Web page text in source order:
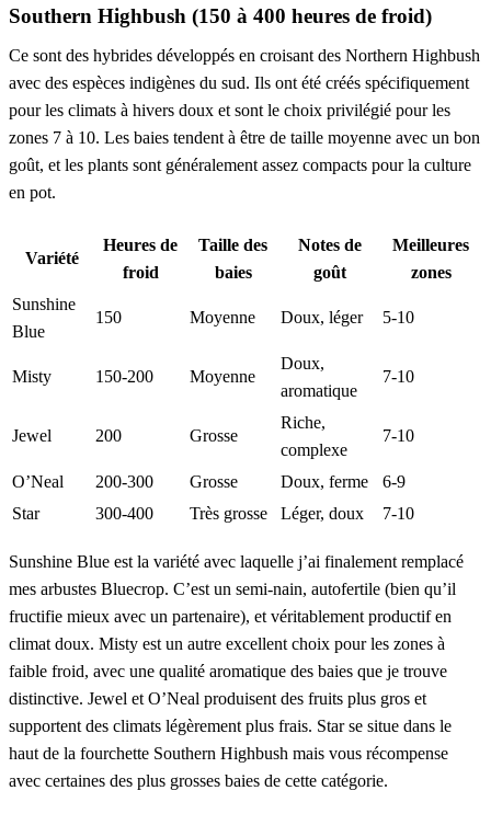
Southern Highbush (150 à 400 heures de froid)
Ce sont des hybrides développés en croisant des Northern Highbush
avec des espèces indigènes du sud. Ils ont été créés spécifiquement
pour les climats à hivers doux et sont le choix privilégié pour les
zones 7 à 10. Les baies tendent à être de taille moyenne avec un bon
goût, et les plants sont généralement assez compacts pour la culture
en pot.
Variété
Heures de
froid
Taille des
baies
Notes de
goût
Meilleures
zones
Sunshine
Blue
150 Moyenne Doux, léger 5-10
Misty 150-200 Moyenne
Doux,
aromatique
7-10
Jewel 200 Grosse
Riche,
complexe
7-10
O’Neal 200-300 Grosse Doux, ferme
6-9
Star
300-400 Très grosse Léger, doux 7-10
Sunshine Blue est la variété avec laquelle j’ai finalement remplacé
mes arbustes Bluecrop. C’est un semi-nain, autofertile (bien qu’il
fructifie mieux avec un partenaire), et véritablement productif en
climat doux. Misty est un autre excellent choix pour les zones à
faible froid, avec une qualité aromatique des baies que je trouve
distinctive. Jewel et O’Neal produisent des fruits plus gros et
supportent des climats légèrement plus frais. Star se situe dans le
haut de la fourchette Southern Highbush mais vous récompense
avec certaines des plus grosses baies de cette catégorie.